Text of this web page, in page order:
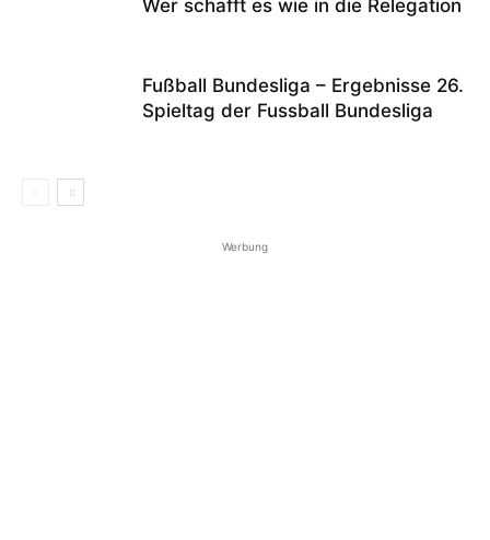
Wer schafft es wie in die Relegation
Fußball Bundesliga – Ergebnisse 26.
Spieltag der Fussball Bundesliga
Werbung